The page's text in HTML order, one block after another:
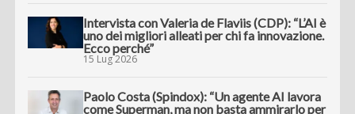
Intervista con Valeria de Flaviis (CDP): “L’AI è
uno dei migliori alleati per chi fa innovazione.
Ecco perché”
15 Lug 2026
Paolo Costa (Spindox): “Un agente AI lavora
come Superman, ma non basta ammirarlo per